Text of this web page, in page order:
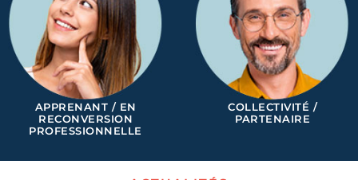
APPRENANT / EN
RECONVERSION
PROFESSIONNELLE
COLLECTIVITÉ /
PARTENAIRE